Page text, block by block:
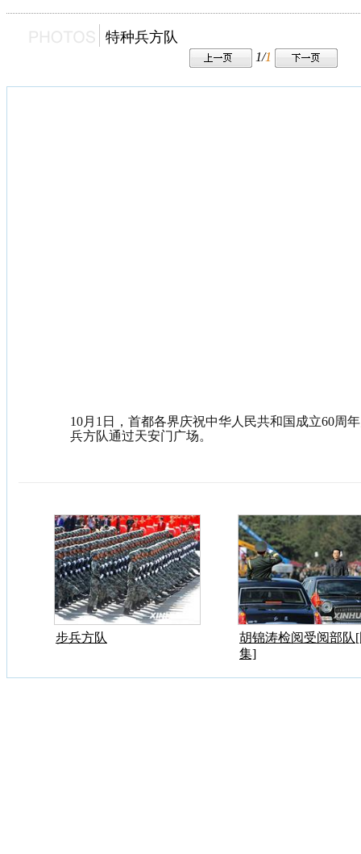
特种兵方队
1/1
10月1日，首都各界庆祝中华人民共和国成立60周
兵方队通过天安门广场。
步兵方队
胡锦涛检阅受阅部队
集]